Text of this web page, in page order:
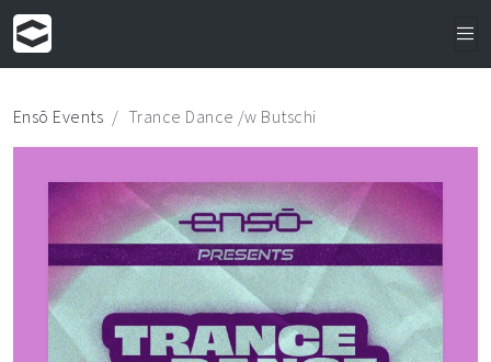
Ensō Events Trance Dance /w Butschi